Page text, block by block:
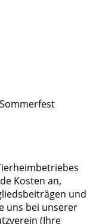
Kosten an,
und
uns bei unserer
(Ihre